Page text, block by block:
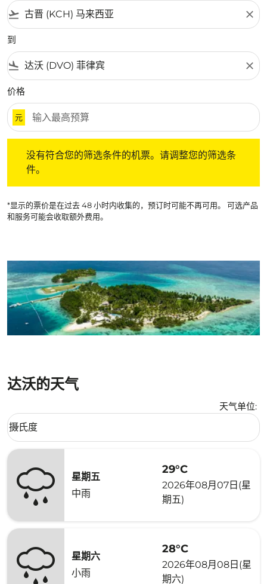
flight_takeoff close
到
flight_land close
价格
元
没有符合您的筛选条件的机票。请调整您的筛选条
件。
*显示的票价是在过去 48 小时内收集的，预订时可能不再可用。 可选产品
和服务可能会收取额外费用。
达沃的天气
天气单位:
Weather unit option 摄氏度 Selected
摄氏度
keyboard_arrow_down
星期五
中雨
29°C
2026年08月07日(星
期五)
星期六
小雨
28°C
2026年08月08日(星
期六)